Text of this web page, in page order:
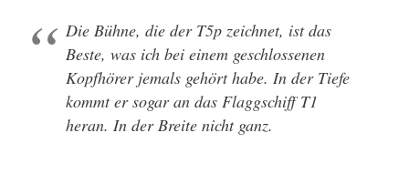
Die Bühne, die der T5p zeichnet, ist das
Beste, was ich bei einem geschlossenen
Kopfhörer jemals gehört habe. In der Tiefe
kommt er sogar an das Flaggschiff T1
heran. In der Breite nicht ganz.